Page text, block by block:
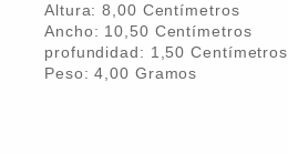
Altura:8,00 Centímetros
Ancho: 10,50 Centímetros
profundidad: 1,50 Centímetros
Peso:4,00 Gramos